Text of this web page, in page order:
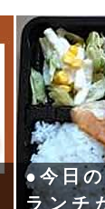
●今日
ランチ